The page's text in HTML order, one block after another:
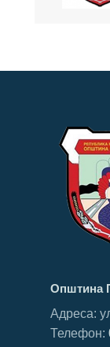
Општина
Адреса:
Телефон: